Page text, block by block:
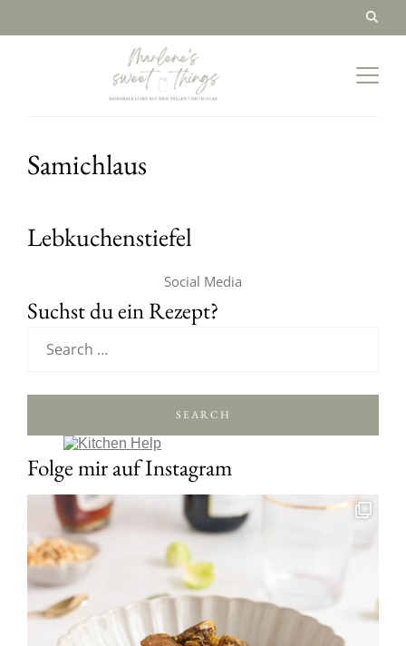
Samichlaus
Lebkuchenstiefel
Social Media
Suchst du ein Rezept?
SEARCH
Folge mir auf Instagram